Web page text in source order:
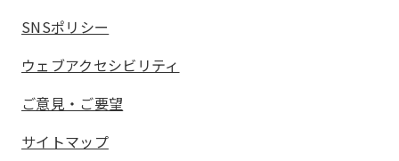
SNSポリシー
ウェブアクセシビリティ
ご意見・ご要望
サイトマップ